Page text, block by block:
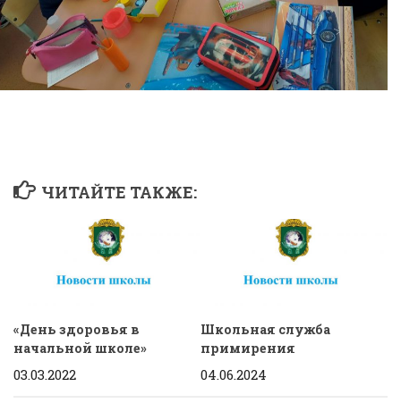
ЧИТАЙТЕ ТАКЖЕ:
«День здоровья в
начальной школе»
03.03.2022
Школьная служба
примирения
04.06.2024